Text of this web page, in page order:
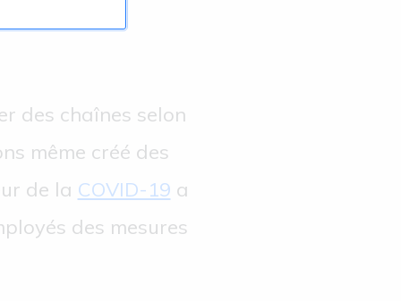
des chaînes selon
même créé des
de la COVID-19 a
des mesures